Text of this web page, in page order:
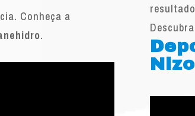
Conheça a
.